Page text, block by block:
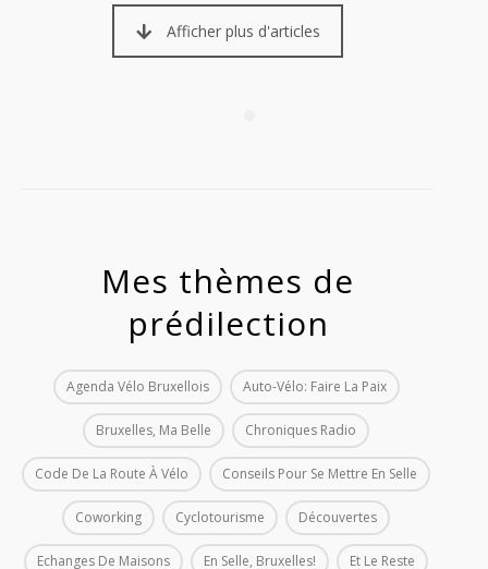
Afficher plus d'articles
Mes thèmes de
prédilection
Agenda Vélo Bruxellois Auto-Vélo: Faire La Paix
Bruxelles, Ma Belle Chroniques Radio
Code De La Route À Vélo Conseils Pour Se Mettre En Selle
Coworking Cyclotourisme Découvertes
Echanges De Maisons En Selle, Bruxelles! Et Le Reste